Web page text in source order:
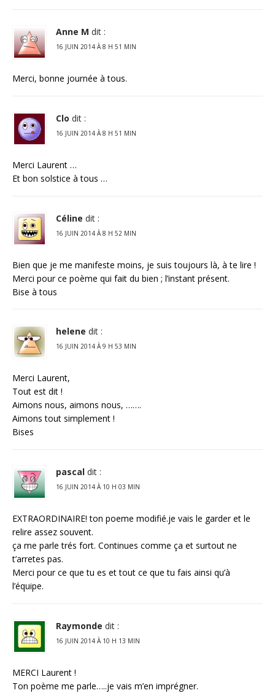
Anne M dit :
16 JUIN 2014 À 8 H 51 MIN
Merci, bonne journée à tous.
Clo dit :
16 JUIN 2014 À 8 H 51 MIN
Merci Laurent …
Et bon solstice à tous …
Céline dit :
16 JUIN 2014 À 8 H 52 MIN
Bien que je me manifeste moins, je suis toujours là, à te lire !
Merci pour ce poème qui fait du bien ; l’instant présent.
Bise à tous
helene dit :
16 JUIN 2014 À 9 H 53 MIN
Merci Laurent,
Tout est dit !
Aimons nous, aimons nous, …….
Aimons tout simplement !
Bises
pascal dit :
16 JUIN 2014 À 10 H 03 MIN
EXTRAORDINAIRE! ton poeme modifié.je vais le garder et le
relire assez souvent.
ça me parle trés fort. Continues comme ça et surtout ne
t’arretes pas.
Merci pour ce que tu es et tout ce que tu fais ainsi qu’à
l’équipe.
Raymonde dit :
16 JUIN 2014 À 10 H 13 MIN
MERCI Laurent !
Ton poème me parle…..je vais m’en imprégner.